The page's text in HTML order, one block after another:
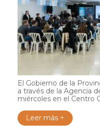
El Gobierno de la
a través de la Agencia
miércoles en el Centro
Leer más +